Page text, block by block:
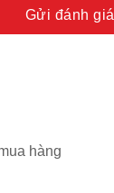
Gửi đánh giá
hàng